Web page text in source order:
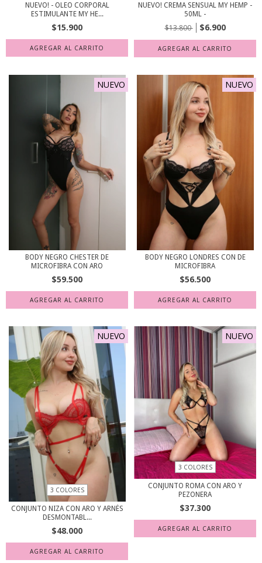
NUEVO! - OLEO CORPORAL
ESTIMULANTE MY HE...
$15.900
NUEVO! CREMA SENSUAL MY HEMP -
50ML -
$13.800 $6.900
NUEVO
BODY NEGRO CHESTER DE
MICROFIBRA CON ARO
$59.500
AGREGAR AL CARRITO
NUEVO
BODY NEGRO LONDRES CON DE
MICROFIBRA
$56.500
AGREGAR AL CARRITO
NUEVO
3 COLORES
CONJUNTO NIZA CON ARO Y ARNÉS
DESMONTABL...
$48.000
AGREGAR AL CARRITO
NUEVO
3 COLORES
CONJUNTO ROMA CON ARO Y
PEZONERA
$37.300
AGREGAR AL CARRITO